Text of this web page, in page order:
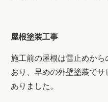
屋根塗装工事
施工前の屋根は雪止めか
おり、早めの外壁塗装で
ありました。